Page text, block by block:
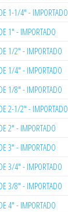
1-1/4" - IMPORTADO
1" - IMPORTADO
1/2" - IMPORTADO
1/4" - IMPORTADO
1/8" - IMPORTADO
2-1/2" - IMPORTADO
2" - IMPORTADO
3" - IMPORTADO
3/4" - IMPORTADO
3/8" - IMPORTADO
4" - IMPORTADO